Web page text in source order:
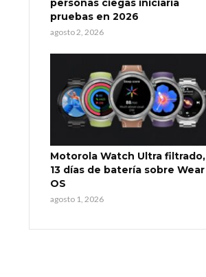
personas ciegas iniciaría
pruebas en 2026
agosto 2, 2026
Motorola Watch Ultra filtrado,
13 días de batería sobre Wear
OS
agosto 1, 2026